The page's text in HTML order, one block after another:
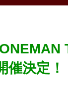
決定！